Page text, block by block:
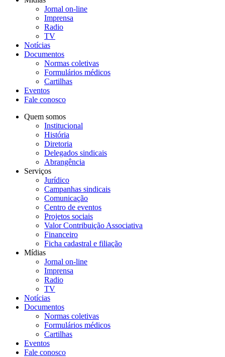
Jornal on-line
Imprensa
Radio
TV
Notícias
Documentos
Normas coletivas
Formulários médicos
Cartilhas
Eventos
Fale conosco
Quem somos
Institucional
História
Diretoria
Delegados sindicais
Abrangência
Serviços
Jurídico
Campanhas sindicais
Comunicação
Centro de eventos
Projetos sociais
Valor Contribuição Associativa
Financeiro
Ficha cadastral e filiação
Mídias
Jornal on-line
Imprensa
Radio
TV
Notícias
Documentos
Normas coletivas
Formulários médicos
Cartilhas
Eventos
Fale conosco